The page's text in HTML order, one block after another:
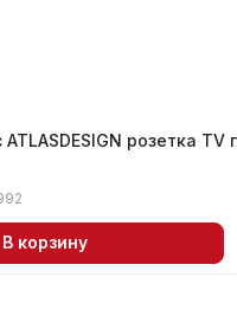
розетка TV
В корзину